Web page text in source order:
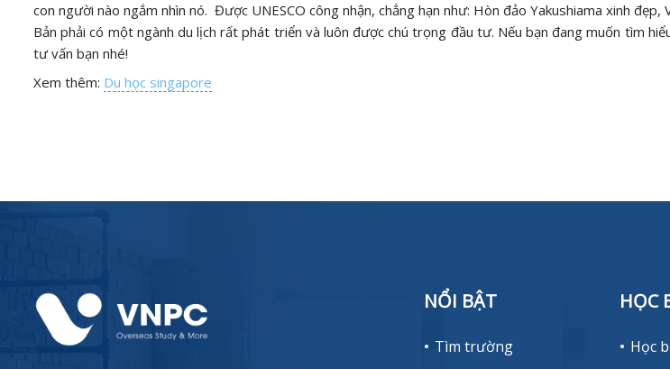
con người nào ngắm nhìn nó. Được UNESCO công nhận, chẳng hạn như: Hòn đảo Yakushiama xinh
Bản phải có một ngành du lịch rất phát triển và luôn được chú trọng đầu tư. Nếu bạn đang muốn tìm
tư vấn bạn nhé!
Xem thêm: Du học singapore
NỔI BẬT
Tìm trường
HỌC
Học